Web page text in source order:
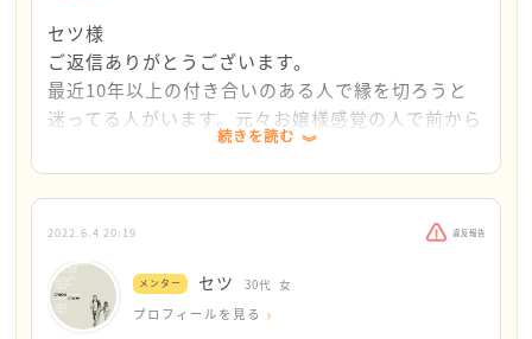
て、大なり小なりあれど千差万別だと思います。
こちらが気を遣いすぎなのかもしれません。（ご自分
のご意見をいうとき、相手を傷つけないように話され
ると思うんですが「自分だったらこう話すのにな」と
ずにハードルをあげてしまっているのでは？と思いま
した）
③これは常々心に置いておきたいのですが、なかなか
難しいです。
自分が正しいとは限らないわけです。みんさんも「わ
その時「そんなことない！｣と言われたので、それ
こそ自分が正しいとは限らない…
自分の感じてることをもっと伝えるべきか迷うとこ
ろです。
こっちも言ってやろう！と思いました。
その時に、このように伝えるように工夫してみまし
た
「あなたの〇〇な態度から、私は△△に感じて、悲
しかった」としたのです。
気をつけたポイントは以下です。
伝える
・その言動を"自分は"こう感じた
・それでどうだった（悲しかった）
これだと事実と自分が感じたことを冷静に伝えられ
セツ様
ご返信ありがとうございます。
最近10年以上の付き合いのある人で縁を切ろうと
迷ってる人がいます。元々お嬢様感覚の人で前から
言動も私からはちょっと考えられないな…て思うこ
とも多かったのですが、だんだんとここ数年気にな
る範囲も大きくなってきました。年齢や私の生活の
変化もあるのですが、もう結構｢傷つかないように
しよう｣と思って接することに疲れてきました。確
かに楽しい思い出や彼女の良いところも見えますの
で、勇気がいるのですが、もうあと1回で会うのを
続きを読む
2022.6.4 20:19 違反報告
メンター セツ 30代 女
プロフィールを見る